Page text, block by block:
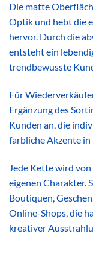
Die matte
Optik und hebt die
hervor. Durch die
entsteht ein
trendbewusste
Für
Ergänzung des
Kunden an, die
farbliche Akzente
Jede Kette wird
eigenen Charakter.
Boutiquen,
Online-Shops, die
kreativer